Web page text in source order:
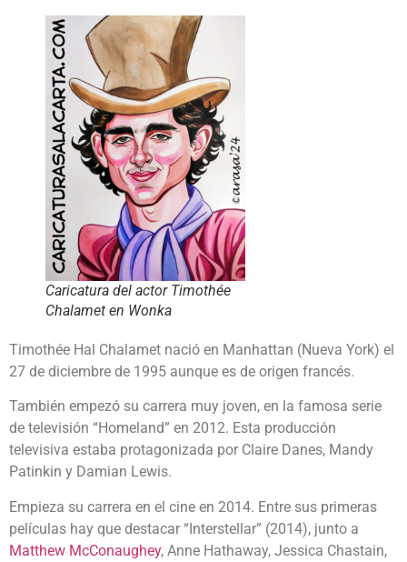
Caricatura del actor Timothée
Chalamet en Wonka
Timothée Hal Chalamet nació en Manhattan (Nueva York) el
27 de diciembre de 1995 aunque es de origen francés.
También empezó su carrera muy joven, en la famosa serie
de televisión “Homeland” en 2012. Esta producción
televisiva estaba protagonizada por Claire Danes, Mandy
Patinkin y Damian Lewis.
Empieza su carrera en el cine en 2014. Entre sus primeras
películas hay que destacar “Interstellar” (2014), junto a
Matthew McConaughey, Anne Hathaway, Jessica Chastain,